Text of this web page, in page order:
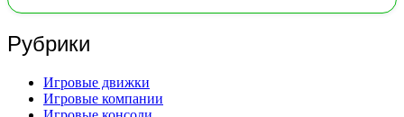
Рубрики
Игровые движки
Игровые компании